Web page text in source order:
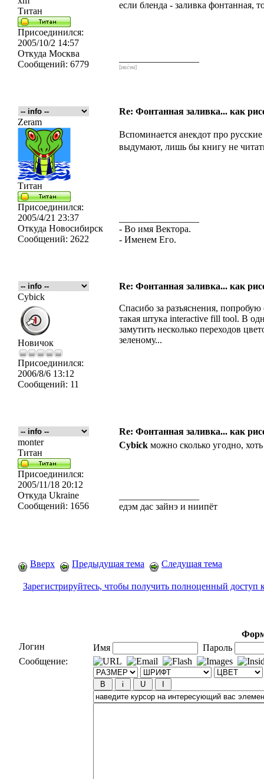
Титан
Присоединился:
2005/10/2 14:57
Откуда Москва
Сообщений: 6779
если бленда - заливка фонтанная,
[икс́эм]
Re: Фонтанная заливка... как
Zeram
Титан
Присоединился:
2005/4/21 23:37
Откуда Новосибирск
Сообщений: 2622
Вспоминается анекдот про
выдумают, лишь бы книгу не
- Во имя Вектора.
- Именем Его.
Re: Фонтанная заливка... как
Cybick
Новичок
Присоединился:
2006/8/6 13:12
Сообщений: 11
Спасибо за разъяснения,
такая штука interactive fill tool. В
замутить несколько переходов
зеленому...
Re: Фонтанная заливка... как
monter
Титан
Присоединился:
2005/11/18 20:12
Откуда Ukraine
Сообщений: 1656
Cybick можно сколько угодно,
едэм дас зайнэ и ниипёт
Вверх Предыдущая тема Следущая тема
Зарегистрируйтесь, чтобы получить полноценный доступ
Логин
Имя
Пароль
Сообщение: